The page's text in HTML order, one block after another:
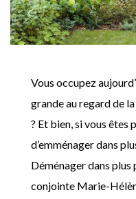
Vous occupez
grande au regard de
? Et bien, si vous
d’emménager dans
Déménager dans plus
conjointe Marie-